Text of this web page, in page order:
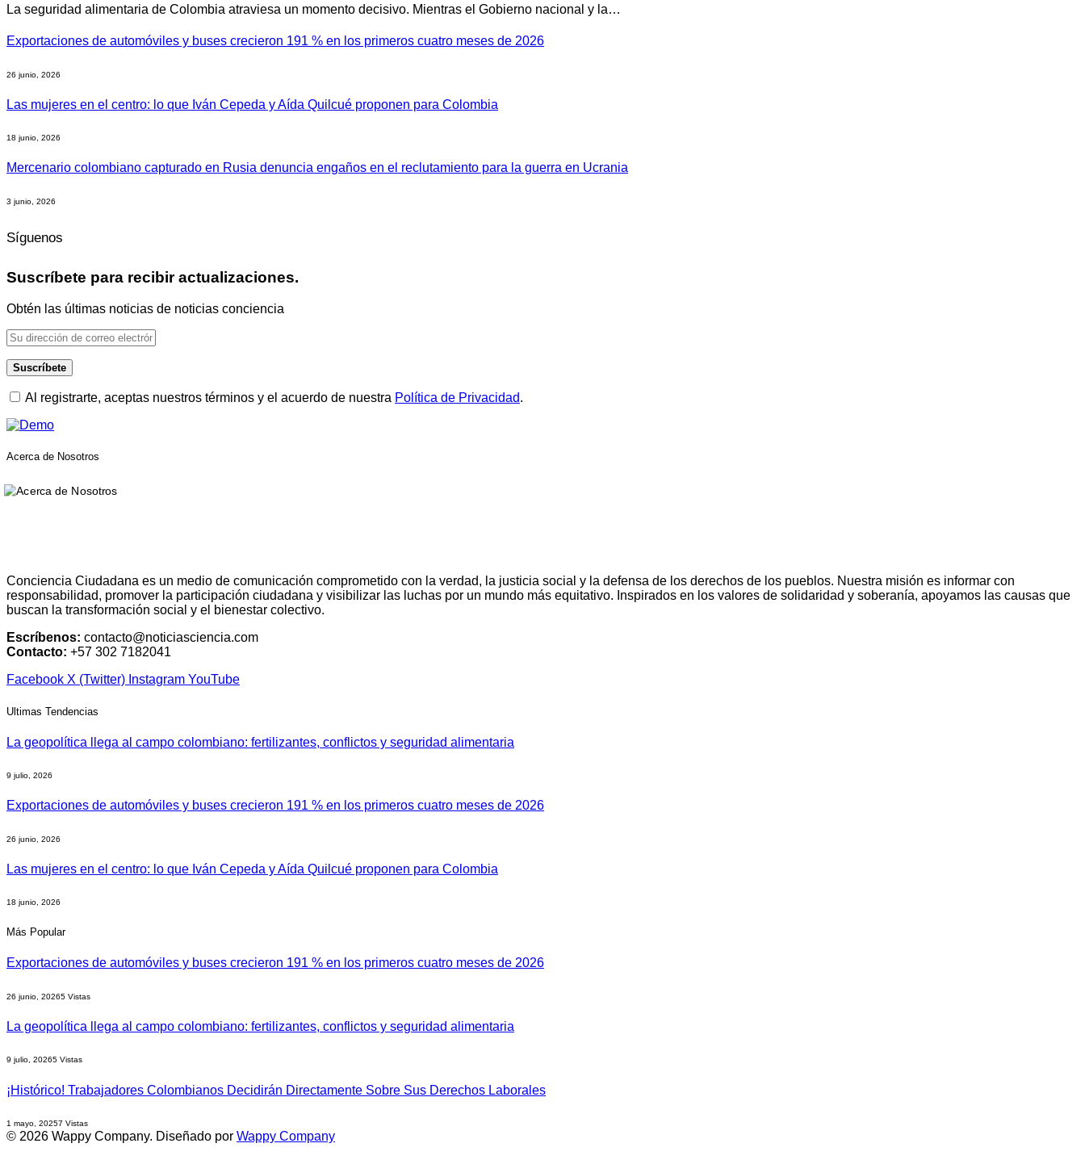
La seguridad alimentaria de Colombia atraviesa un momento decisivo. Mientras el Gobierno nacional y la…
Exportaciones de automóviles y buses crecieron 191 % en los primeros cuatro meses de 2026
26 junio, 2026
Las mujeres en el centro: lo que Iván Cepeda y Aída Quilcué proponen para Colombia
18 junio, 2026
Mercenario colombiano capturado en Rusia denuncia engaños en el reclutamiento para la guerra en Ucrania
3 junio, 2026
Síguenos
Suscríbete para recibir actualizaciones.
Obtén las últimas noticias de noticias conciencia
Al registrarte, aceptas nuestros términos y el acuerdo de nuestra Política de Privacidad.
Acerca de Nosotros
Conciencia Ciudadana es un medio de comunicación comprometido con la verdad, la justicia social y la defensa de los derechos de los pueblos. Nuestra misión es informar con
responsabilidad, promover la participación ciudadana y visibilizar las luchas por un mundo más equitativo. Inspirados en los valores de solidaridad y soberanía, apoyamos las causas que
buscan la transformación social y el bienestar colectivo.
Escríbenos: contacto@noticiasciencia.com
Contacto: +57 302 7182041
Facebook X (Twitter) Instagram YouTube
Ultimas Tendencias
La geopolítica llega al campo colombiano: fertilizantes, conflictos y seguridad alimentaria
9 julio, 2026
Exportaciones de automóviles y buses crecieron 191 % en los primeros cuatro meses de 2026
26 junio, 2026
Las mujeres en el centro: lo que Iván Cepeda y Aída Quilcué proponen para Colombia
18 junio, 2026
Más Popular
Exportaciones de automóviles y buses crecieron 191 % en los primeros cuatro meses de 2026
26 junio, 20265 Vistas
La geopolítica llega al campo colombiano: fertilizantes, conflictos y seguridad alimentaria
9 julio, 20265 Vistas
¡Histórico! Trabajadores Colombianos Decidirán Directamente Sobre Sus Derechos Laborales
1 mayo, 20257 Vistas
© 2026 Wappy Company. Diseñado por Wappy Company